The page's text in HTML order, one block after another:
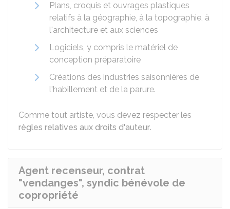
Plans, croquis et ouvrages plastiques
relatifs à la géographie, à la topographie, à
l'architecture et aux sciences
Logiciels, y compris le matériel de
conception préparatoire
Créations des industries saisonnières de
l'habillement et de la parure.
Comme tout artiste, vous devez respecter les
règles relatives aux droits d'auteur.
Agent recenseur, contrat
"vendanges", syndic bénévole de
copropriété